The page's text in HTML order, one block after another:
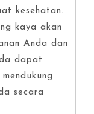
kesehatan.
kaya akan
Anda dan
dapat
secara